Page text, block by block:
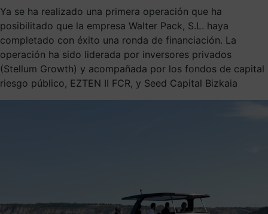
Ya se ha realizado una primera operación que ha
posibilitado que la empresa Walter Pack, S.L. haya
completado con éxito una ronda de financiación. La
operación ha sido liderada por inversores privados
(Stellum Growth) y acompañada por los fondos de capital
riesgo público, EZTEN II FCR, y Seed Capital Bizkaia